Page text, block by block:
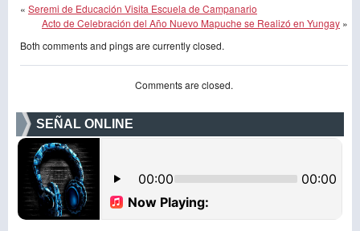
« Seremi de Educación Visita Escuela de Campanario
Acto de Celebración del Año Nuevo Mapuche se Realizó en Yungay »
Both comments and pings are currently closed.
Comments are closed.
SEÑAL ONLINE